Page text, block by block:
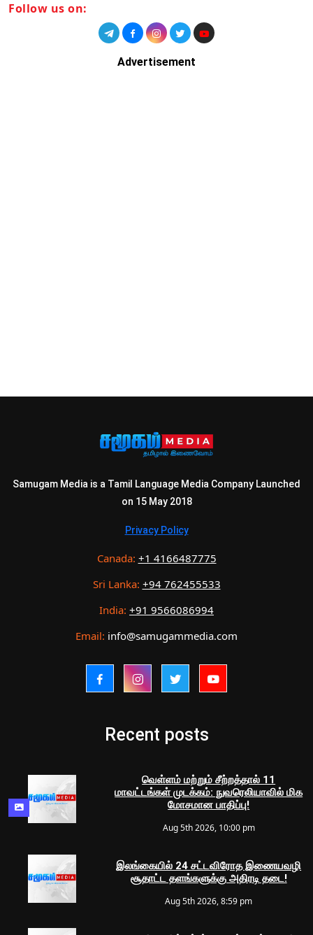
Follow us on:
Advertisement
Samugam Media is a Tamil Language Media Company Launched
on 15 May 2018
Privacy Policy
Canada: +1 4166487775
Sri Lanka: +94 762455533
India: +91 9566086994
Email: info@samugammedia.com
Recent posts
வெள்ளம் மற்றும் சீற்றத்தால் 11
மாவட்டங்கள் முடக்கம்: நுவரெலியாவில் மிக
மோசமான பாதிப்பு!
Aug 5th 2026, 10:00 pm
இலங்கையில் 24 சட்டவிரோத இணையவழி
சூதாட்ட தளங்களுக்கு அதிரடி தடை!
Aug 5th 2026, 8:59 pm